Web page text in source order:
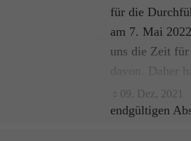
für die
am 7. Mai
uns die Zeit
davon. Daher
schweren
endgültigen
09. Dez, 2021